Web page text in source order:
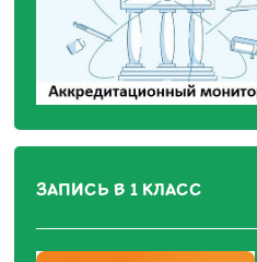
ЗАПИСЬ В 1 КЛАСС